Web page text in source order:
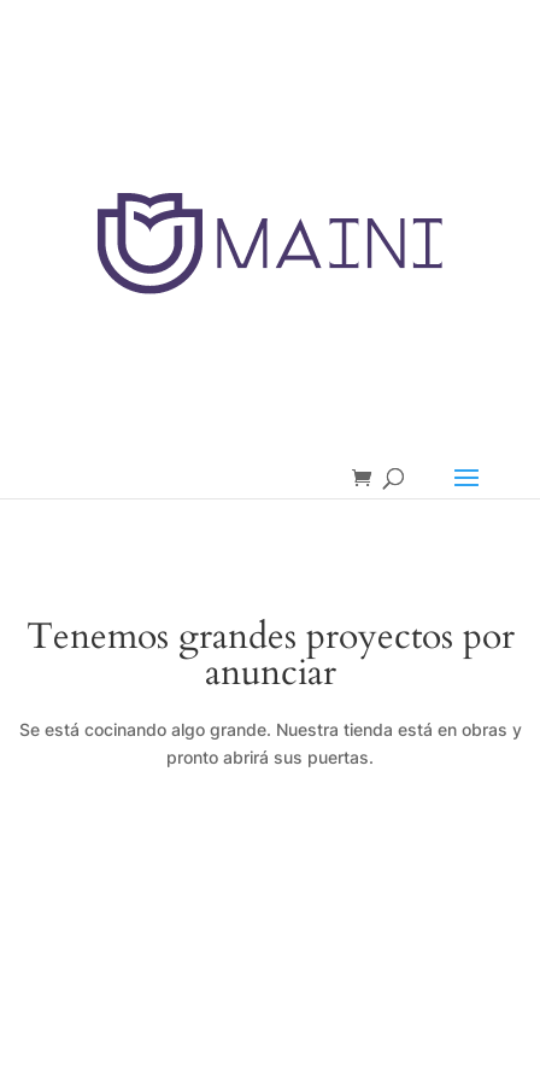
Tenemos grandes proyectos por
anunciar
Se está cocinando algo grande. Nuestra tienda está en obras y
pronto abrirá sus puertas.